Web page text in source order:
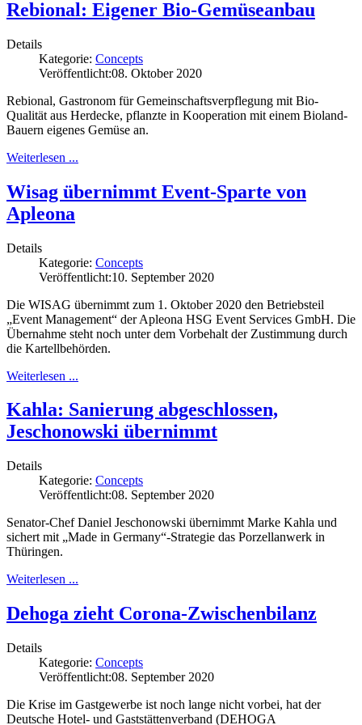
Rebional: Eigener Bio-Gemüseanbau
Details
Kategorie: Concepts
Veröffentlicht:08. Oktober 2020
Rebional, Gastronom für Gemeinschaftsverpflegung mit Bio-
Qualität aus Herdecke, pflanzte in Kooperation mit einem Bioland-
Bauern eigenes Gemüse an.
Weiterlesen ...
Wisag übernimmt Event-Sparte von
Apleona
Details
Kategorie: Concepts
Veröffentlicht:10. September 2020
Die WISAG übernimmt zum 1. Oktober 2020 den Betriebsteil
„Event Management“ der Apleona HSG Event Services GmbH. Die
Übernahme steht noch unter dem Vorbehalt der Zustimmung durch
die Kartellbehörden.
Weiterlesen ...
Kahla: Sanierung abgeschlossen,
Jeschonowski übernimmt
Details
Kategorie: Concepts
Veröffentlicht:08. September 2020
Senator-Chef Daniel Jeschonowski übernimmt Marke Kahla und
sichert mit „Made in Germany“-Strategie das Porzellanwerk in
Thüringen.
Weiterlesen ...
Dehoga zieht Corona-Zwischenbilanz
Details
Kategorie: Concepts
Veröffentlicht:08. September 2020
Die Krise im Gastgewerbe ist noch lange nicht vorbei, hat der
Deutsche Hotel- und Gaststättenverband (DEHOGA